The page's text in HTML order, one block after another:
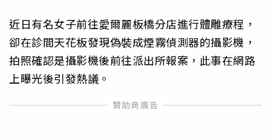
近日有名女子前往愛爾麗板橋分店進行體雕療程，
卻在診間天花板發現偽裝成煙霧偵測器的攝影機，
拍照確認是攝影機後前往派出所報案，此事在網路
上曝光後引發熱議。